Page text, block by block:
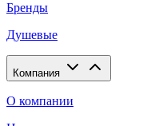
Бренды
Душевые
Компания
О компании